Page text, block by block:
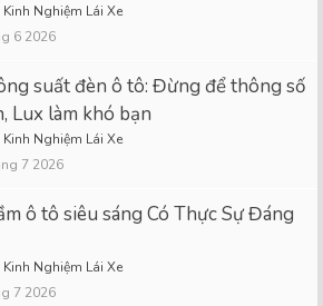
Kinh Nghiệm Lái Xe
6 2026
suất đèn ô tô: Đừng để thông số
Lux làm khó bạn
Kinh Nghiệm Lái Xe
7 2026
ô tô siêu sáng Có Thực Sự Đáng
Kinh Nghiệm Lái Xe
7 2026